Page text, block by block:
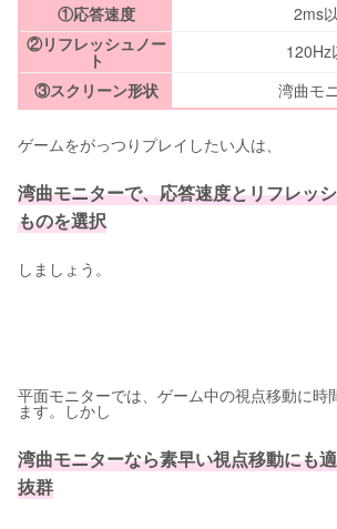
①応答速度
2ms
②リフレッシュノー
ト
120Hz
③スクリーン形状
湾曲モ
ゲームをがっつりプレイしたい人は、
湾曲モニターで、応答速度とリフレッ
ものを選択
しましょう。
平面モニターでは、ゲーム中の視点移動に時
ます。しかし
湾曲モニターなら素早い視点移動にも
抜群